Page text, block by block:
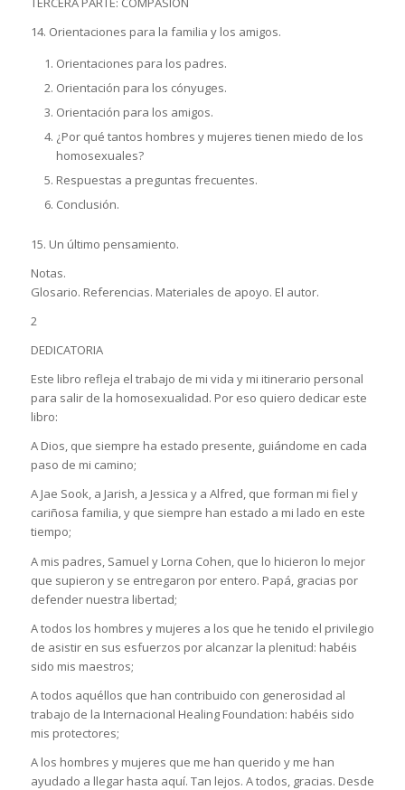
14. Orientaciones para la familia y los amigos.
Orientaciones para los padres.
Orientación para los cónyuges.
Orientación para los amigos.
¿Por qué tantos hombres y mujeres tienen miedo de los
homosexuales?
Respuestas a preguntas frecuentes.
Conclusión.
15. Un último pensamiento.
Notas.
Glosario. Referencias. Materiales de apoyo. El autor.
2
DEDICATORIA
Este libro refleja el trabajo de mi vida y mi itinerario personal
para salir de la homosexualidad. Por eso quiero dedicar este
libro:
A Dios, que siempre ha estado presente, guiándome en cada
paso de mi camino;
A Jae Sook, a Jarish, a Jessica y a Alfred, que forman mi fiel y
cariñosa familia, y que siempre han estado a mi lado en este
tiempo;
A mis padres, Samuel y Lorna Cohen, que lo hicieron lo mejor
que supieron y se entregaron por entero. Papá, gracias por
defender nuestra libertad;
A todos los hombres y mujeres a los que he tenido el privilegio
de asistir en sus esfuerzos por alcanzar la plenitud: habéis
sido mis maestros;
A todos aquéllos que han contribuido con generosidad al
trabajo de la Internacional Healing Foundation: habéis sido
mis protectores;
A los hombres y mujeres que me han querido y me han
ayudado a llegar hasta aquí. Tan lejos. A todos, gracias. Desde